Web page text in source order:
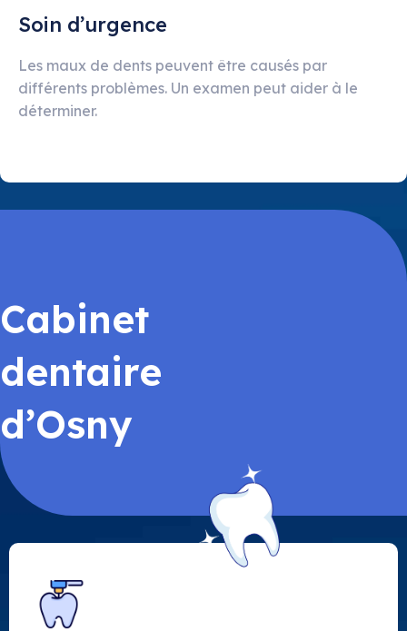
Cabinet
dentaire
d’Osny
Soin d’urgence
Les maux de dents peuvent être causés par
différents problèmes. Un examen peut aider à le
déterminer.